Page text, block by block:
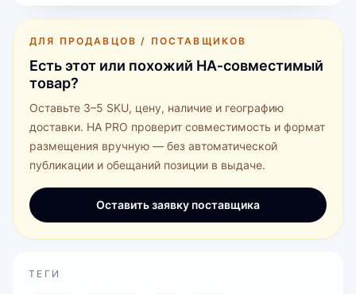
ДЛЯ ПРОДАВЦОВ / ПОСТАВЩИКОВ
Есть этот или похожий HA‑совместимый
товар?
Оставьте 3–5 SKU, цену, наличие и географию
доставки. HA PRO проверит совместимость и формат
размещения вручную — без автоматической
публикации и обещаний позиции в выдаче.
Оставить заявку поставщика
ТЕГИ